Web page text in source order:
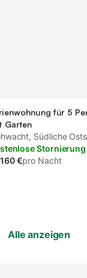
für 5
Garten
Südliche
Stornierung
160 €pro Nacht
Alle anzeigen